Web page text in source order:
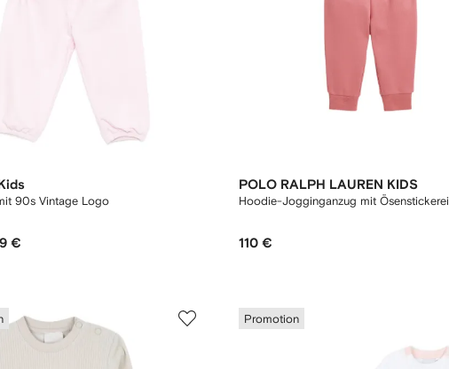
90s Vintage Logo
€
POLO RALPH LAUREN KIDS
Hoodie-Jogginganzug mit Ösenstickerei
110 €
Promotion